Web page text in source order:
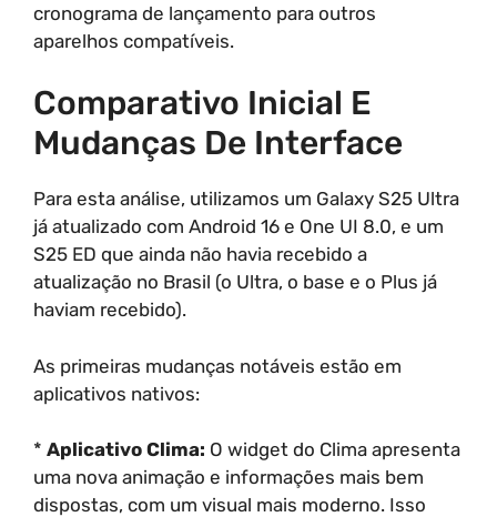
cronograma de lançamento para outros
aparelhos compatíveis.
Comparativo Inicial E
Mudanças De Interface
Para esta análise, utilizamos um Galaxy S25 Ultra
já atualizado com Android 16 e One UI 8.0, e um
S25 ED que ainda não havia recebido a
atualização no Brasil (o Ultra, o base e o Plus já
haviam recebido).
As primeiras mudanças notáveis estão em
aplicativos nativos:
* Aplicativo Clima: O widget do Clima apresenta
uma nova animação e informações mais bem
dispostas, com um visual mais moderno. Isso